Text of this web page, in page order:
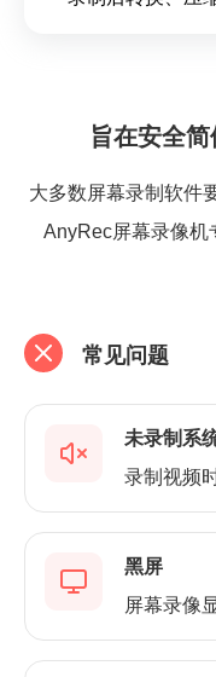
旨在安全
大多数屏幕录制软件
AnyRec屏幕录像机
常见问题
未录制系
录制视频
黑屏
屏幕录像